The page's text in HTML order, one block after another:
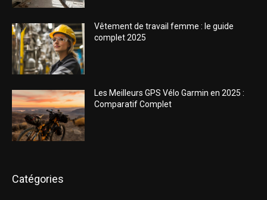
Vêtement de travail femme : le guide
complet 2025
Les Meilleurs GPS Vélo Garmin en 2025 :
Comparatif Complet
Catégories